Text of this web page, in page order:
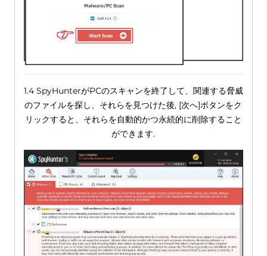
1.4 SpyHunterがPCのスキャンを終了して、関連する脅威
のファイルを探し、それらを見つけた後, [次へ]ボタンをク
リックすると、それらを自動的かつ永続的に削除すること
ができます.